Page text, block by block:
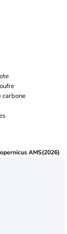
carbone
AMS(2026)